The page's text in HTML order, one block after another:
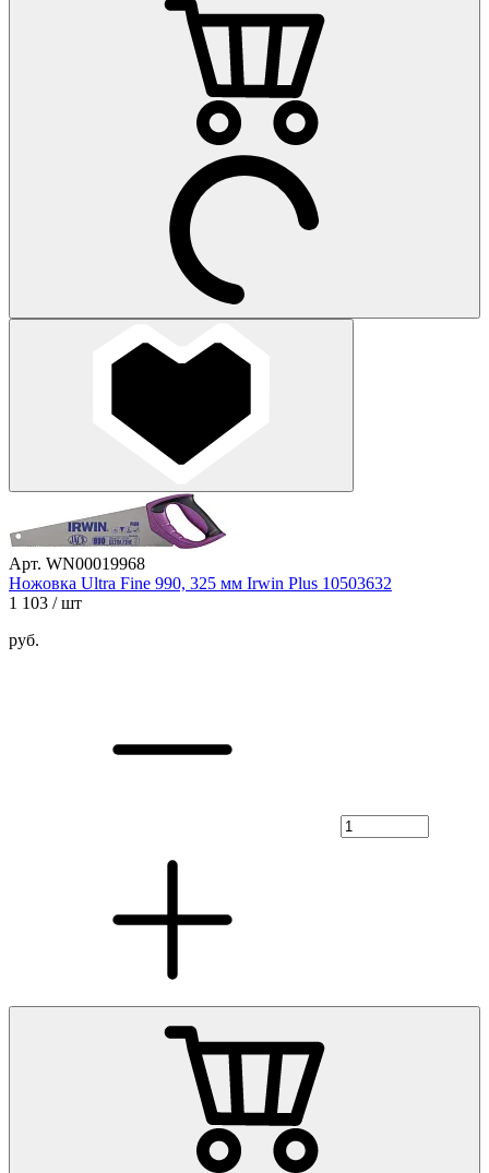
Арт. WN00019968
Ножовка Ultra Fine 990, 325 мм Irwin Plus 10503632
1 103 / шт
руб.